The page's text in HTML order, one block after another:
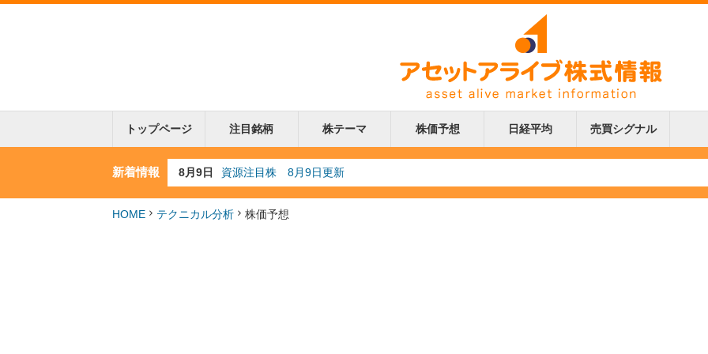
トップページ 注目銘柄 株テーマ 株価予想 日経平均 売買シグナル
新着情報 8月4日
AI注目株 8月4日更新
8月3日
人気業種注目株 8月3日更新
7月29日
日経225シグナル点灯
HOME テクニカル分析 株価予想